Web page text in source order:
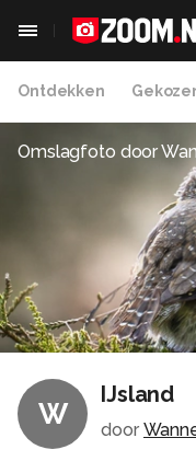
Ontdekken
Omslagfoto door
W
IJsland
door